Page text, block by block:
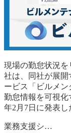
現場の勤怠状況
社は、同社が展
ービス「ビルメ
勤怠情報を可視化
年2月7日に発表し
業務支援シ…